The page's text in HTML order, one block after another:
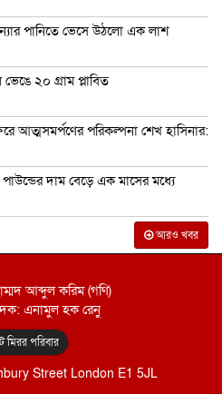
পানিতে ভেসে উঠলো এক লাশ
২০ গ্রাম প্লাবিত
আত্মসমর্পণের পরিকল্পনা শেখ হাসিনার:
দাম বেড়ে এক মাসের মধ্যে
আরও খবর
আব্দুল করিম (গণি)
এনামুল হক রেনু
মিরর পরিবার
Street London E1 5JL